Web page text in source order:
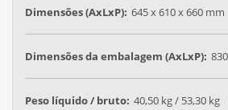
Dimensões (AxLxP): 645 x 610 x 660 mm
Dimensões da embalagem (AxLxP):
Peso líquido / bruto: 40,50 kg / 53,30 kg